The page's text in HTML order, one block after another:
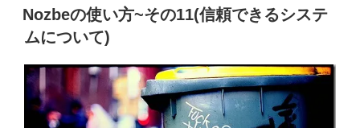
稿
日:
Nozbeの使い方~その11(信頼できるシステ
ムについて)